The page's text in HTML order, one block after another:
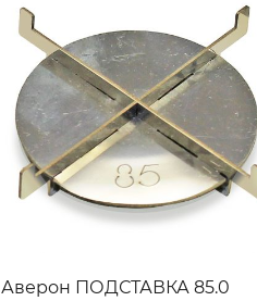
Аверон ПОДСТАВКА 85.0